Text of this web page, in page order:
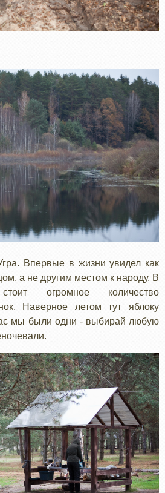
Впервые в жизни увидел как
а не другим местом к народу. В
огромное количество
Наверное летом тут яблоку
мы были одни - выбирай любую